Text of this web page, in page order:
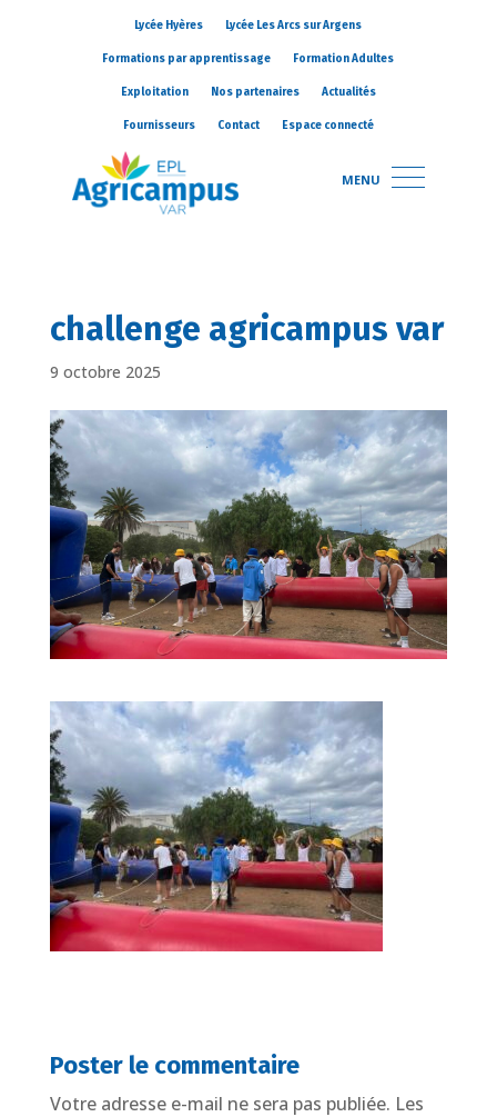
Lycée Hyères Lycée Les Arcs sur Argens
Formations par apprentissage Formation Adultes
Exploitation Nos partenaires Actualités
Fournisseurs Contact Espace connecté
MENU
challenge agricampus var
9 octobre 2025
Poster le commentaire
Votre adresse e-mail ne sera pas publiée. Les